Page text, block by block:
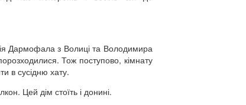
Дармофала з Волиці та Володимира
Тож поступово, кімнату
в сусідню хату.
Цей дім стоїть і донині.